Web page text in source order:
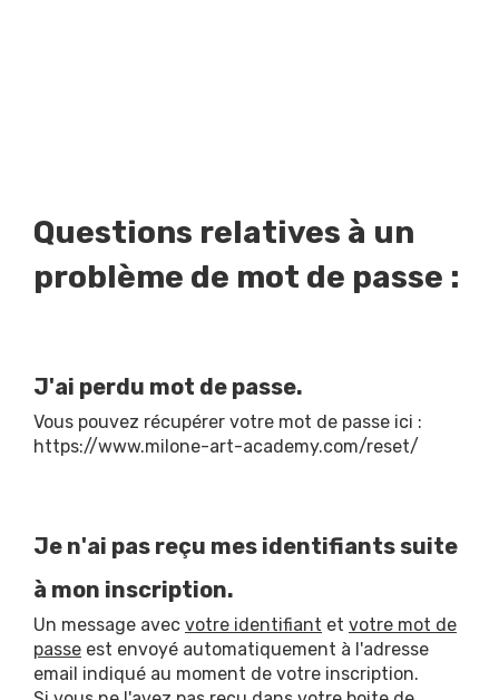
Questions relatives à un
problème de mot de passe :
J'ai perdu mot de passe.
Vous pouvez récupérer votre mot de passe ici :
https://www.milone-art-academy.com/reset/
Je n'ai pas reçu mes identifiants suite
à mon inscription.
Un message avec votre identifiant et votre mot de
passe est envoyé automatiquement à l'adresse
email indiqué au moment de votre inscription.